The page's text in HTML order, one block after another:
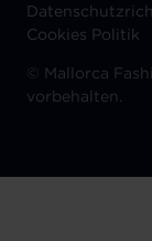
Cookies Politik
©
Mallorca
vorbehalten.